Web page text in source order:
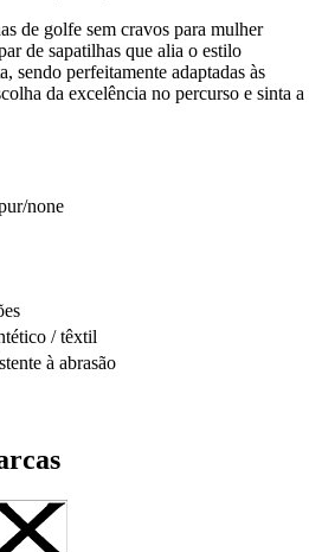
de golfe sem cravos para mulher
de sapatilhas que alia o estilo
sendo perfeitamente adaptadas às
da excelência no percurso e sinta a
none
/ têxtil
à abrasão